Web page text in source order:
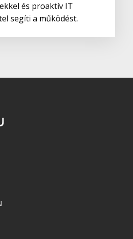
és proaktív IT
segíti a működést.